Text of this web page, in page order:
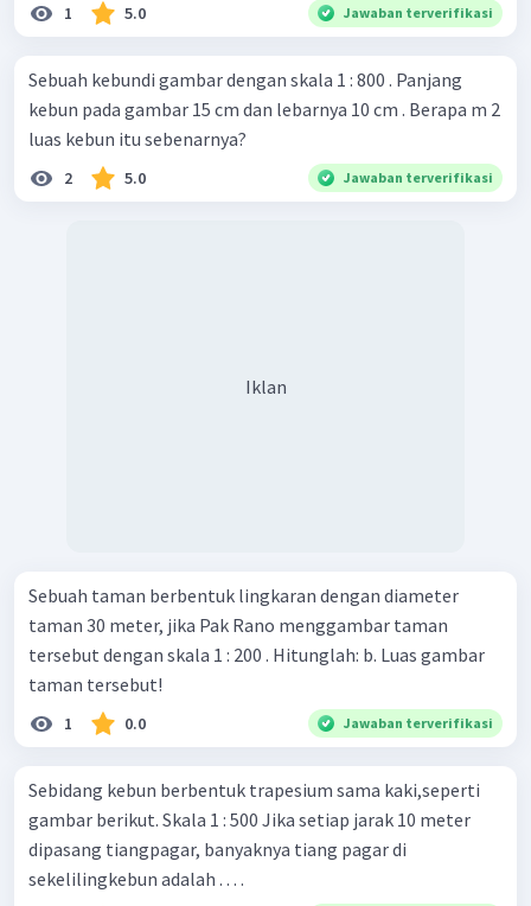
1 5.0 Jawaban terverifikasi
Sebuah kebundi gambar dengan skala 1 : 800 . Panjang
kebun pada gambar 15 cm dan lebarnya 10 cm . Berapa m 2
luas kebun itu sebenarnya?
2 5.0 Jawaban terverifikasi
Iklan
Sebuah taman berbentuk lingkaran dengan diameter
taman 30 meter, jika Pak Rano menggambar taman
tersebut dengan skala 1 : 200 . Hitunglah: b. Luas gambar
taman tersebut!
1 0.0 Jawaban terverifikasi
Sebidang kebun berbentuk trapesium sama kaki,seperti
gambar berikut. Skala 1 : 500 Jika setiap jarak 10 meter
dipasang tiangpagar, banyaknya tiang pagar di
sekelilingkebun adalah . . . .